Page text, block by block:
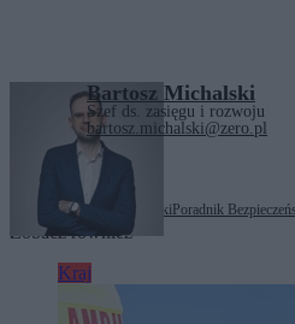
Bartosz Michalski
Szef ds. zasięgu i rozwoju
bartosz.michalski@zero.pl
Krzysztof StanowskiPoradnik
Zobacz również
Kraj